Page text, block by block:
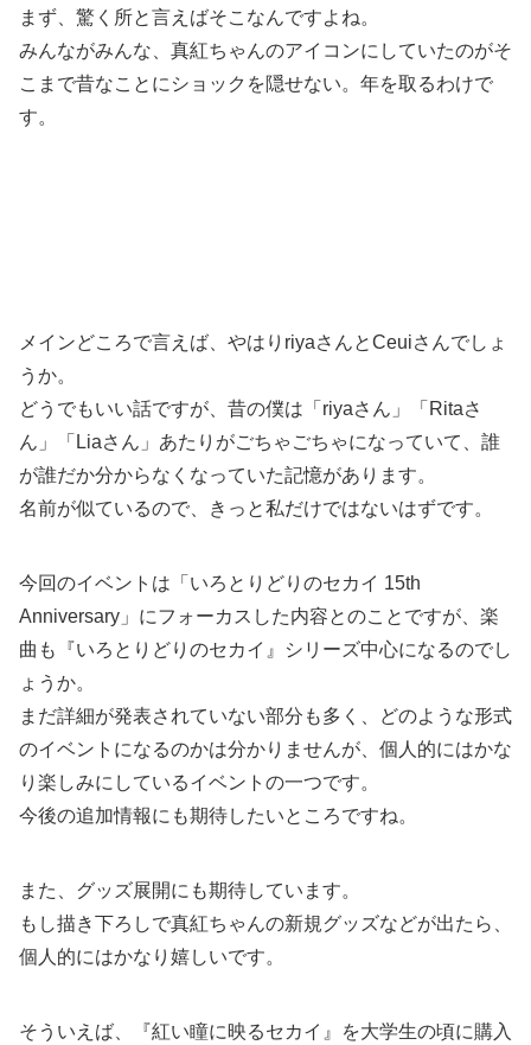
まず、驚く所と言えばそこなんですよね。
みんながみんな、真紅ちゃんのアイコンにしていたのがそ
こまで昔なことにショックを隠せない。年を取るわけで
す。
メインどころで言えば、やはりriyaさんとCeuiさんでしょ
うか。
どうでもいい話ですが、昔の僕は「riyaさん」「Ritaさ
ん」「Liaさん」あたりがごちゃごちゃになっていて、誰
が誰だか分からなくなっていた記憶があります。
名前が似ているので、きっと私だけではないはずです。
今回のイベントは「いろとりどりのセカイ 15th
Anniversary」にフォーカスした内容とのことですが、楽
曲も『いろとりどりのセカイ』シリーズ中心になるのでし
ょうか。
まだ詳細が発表されていない部分も多く、どのような形式
のイベントになるのかは分かりませんが、個人的にはかな
り楽しみにしているイベントの一つです。
今後の追加情報にも期待したいところですね。
また、グッズ展開にも期待しています。
もし描き下ろしで真紅ちゃんの新規グッズなどが出たら、
個人的にはかなり嬉しいです。
そういえば、『紅い瞳に映るセカイ』を大学生の頃に購入